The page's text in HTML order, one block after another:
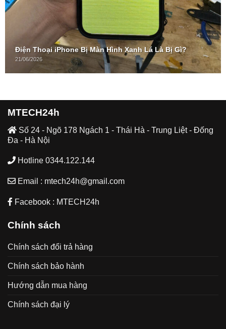
Điện Thoại iPhone Bị Màn Hình Xanh Lá Là Bị Gì?
21/06/2026
MTECH24h
Số 24 - Ngõ 178 Ngách 1 - Thái Hà - Trung Liệt - Đống
Đa - Hà Nội
Hotline 0344.122.144
Email : mtech24h@gmail.com
Facebook : MTECH24h
Chính sách
Chính sách đổi trả hàng
Chính sách bảo hành
Hướng dẫn mua hàng
Chính sách đại lý